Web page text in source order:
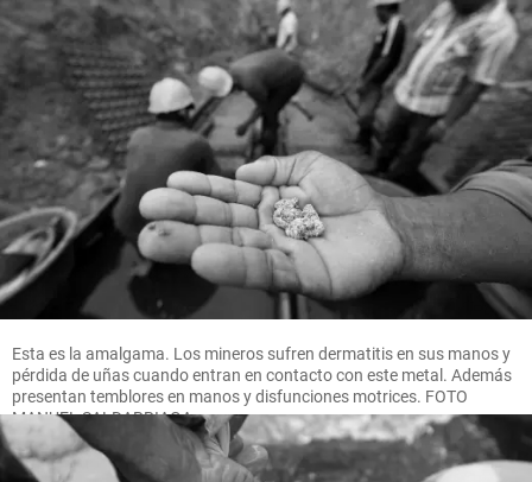
Esta es la amalgama. Los mineros sufren dermatitis en sus manos y
pérdida de uñas cuando entran en contacto con este metal. Además
presentan temblores en manos y disfunciones motrices. FOTO
MANUEL SALDARRIAGA